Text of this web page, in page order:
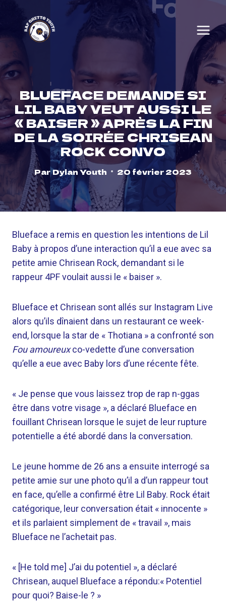
content
BLUEFACE DEMANDE SI
LIL BABY VEUT AUSSI LE
« BAISER » APRÈS LA FIN
DE LA SOIRÉE CHRISEAN
ROCK CONVO
ParDylan Youth 20 février 2023
Blueface a remis en question les intentions de Lil
Baby à propos d’une interaction qu’il a eue avec sa
petite amie Chrisean Rock, demandant si le
rappeur 4PF voulait aussi le « baiser ».
Blueface et Chrisean sont allés sur Instagram Live
alors qu’ils dînaient dans un restaurant ce week-
end, lorsque la star de « Thotiana » a confronté son
Fou amoureuxco-vedette d’une conversation
qu’elle a eue avec Baby lors d’une récente fête.
« Je pense que vous laissez trop de rap n-ggas
être dans votre visage », a déclaré Blueface en
fouillant Chrisean lorsque le sujet de leur rupture
potentielle a été abordé dans la conversation.
Le jeune homme de 26 ans a ensuite interrogé sa
petite amie sur une photo qu’il a d’un rappeur tout
en face, qu’elle a confirmé être Lil Baby. Rock était
catégorique, leur conversation était « innocente »
et ils parlaient simplement de « travail », mais
Blueface ne l’achetait pas.
« [He told me] J’ai du potentiel », a déclaré
Chrisean, auquel Blueface a répondu:« Potentiel
pour quoi? Baise-le ? »